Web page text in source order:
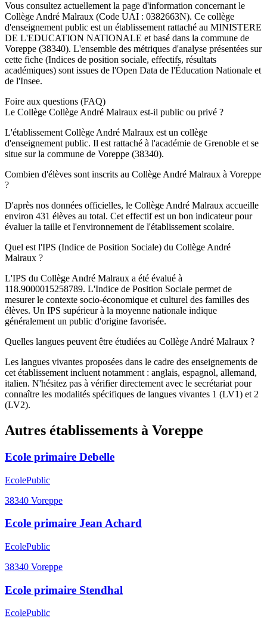
Vous consultez actuellement la page d'information concernant le
Collège André Malraux (Code UAI : 0382663N). Ce collège
d'enseignement public est un établissement rattaché au MINISTERE
DE L'EDUCATION NATIONALE et basé dans la commune de
Voreppe (38340). L'ensemble des métriques d'analyse présentées sur
cette fiche (Indices de position sociale, effectifs, résultats
académiques) sont issues de l'Open Data de l'Éducation Nationale et
de l'Insee.
Foire aux questions (FAQ)
Le Collège Collège André Malraux est-il public ou privé ?
L'établissement Collège André Malraux est un collège
d'enseignement public. Il est rattaché à l'académie de Grenoble et se
situe sur la commune de Voreppe (38340).
Combien d'élèves sont inscrits au Collège André Malraux à Voreppe
?
D'après nos données officielles, le Collège André Malraux accueille
environ 431 élèves au total. Cet effectif est un bon indicateur pour
évaluer la taille et l'environnement de l'établissement scolaire.
Quel est l'IPS (Indice de Position Sociale) du Collège André
Malraux ?
L'IPS du Collège André Malraux a été évalué à
118.9000015258789. L'Indice de Position Sociale permet de
mesurer le contexte socio-économique et culturel des familles des
élèves. Un IPS supérieur à la moyenne nationale indique
généralement un public d'origine favorisée.
Quelles langues peuvent être étudiées au Collège André Malraux ?
Les langues vivantes proposées dans le cadre des enseignements de
cet établissement incluent notamment : anglais, espagnol, allemand,
italien. N'hésitez pas à vérifier directement avec le secrétariat pour
connaître les modalités spécifiques de langues vivantes 1 (LV1) et 2
(LV2).
Autres établissements à Voreppe
Ecole primaire Debelle
EcolePublic
38340 Voreppe
Ecole primaire Jean Achard
EcolePublic
38340 Voreppe
Ecole primaire Stendhal
EcolePublic